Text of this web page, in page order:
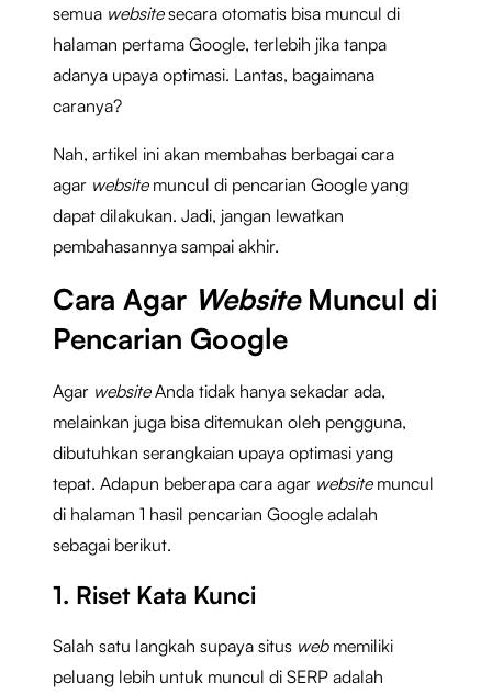
semua websitesecara otomatis bisa muncul di
halaman pertama Google, terlebih jika tanpa
adanya upaya optimasi. Lantas, bagaimana
caranya?
Nah, artikel ini akan membahas berbagai cara
agar websitemuncul di pencarian Google yang
dapat dilakukan. Jadi, jangan lewatkan
pembahasannya sampai akhir.
Cara Agar Website Muncul di
Pencarian Google
Agar websiteAnda tidak hanya sekadar ada,
melainkan juga bisa ditemukan oleh pengguna,
dibutuhkan serangkaian upaya optimasi yang
tepat. Adapun beberapa cara agar website muncul
di halaman 1 hasil pencarian Google adalah
sebagai berikut.
1. Riset Kata Kunci
Salah satu langkah supaya situs webmemiliki
peluang lebih untuk muncul di SERP adalah